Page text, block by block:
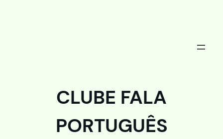
CLUBE FALA
PORTUGUÊS